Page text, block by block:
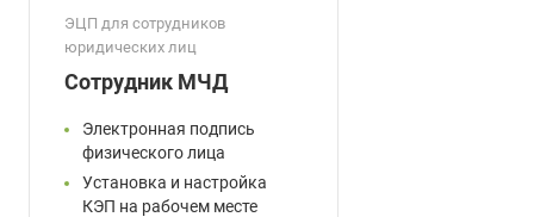
ЭЦП для сотрудников
юридических лиц
Сотрудник МЧД
Электронная подпись
физического лица
Установка и настройка
КЭП на рабочем месте